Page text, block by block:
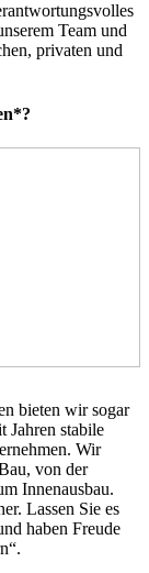
Team und
privaten und
bieten wir sogar
Jahren stabile
Wir
von der
Innenausbau.
Lassen Sie es
haben Freude